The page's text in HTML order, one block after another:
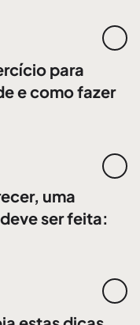
para
e como fazer
uma
ser feita: